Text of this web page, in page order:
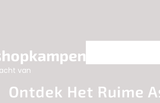
van
Ontdek Het Ruime